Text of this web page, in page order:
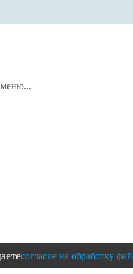
меню...
согласие на обработку